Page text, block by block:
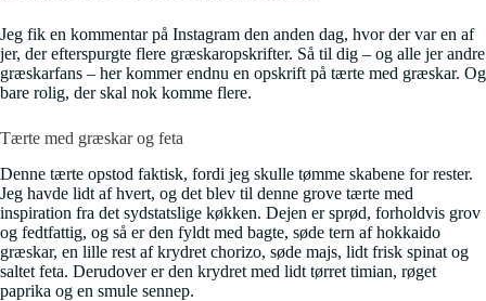
Jeg fik en kommentar på Instagram den anden dag, hvor der var en af
jer, der efterspurgte flere græskaropskrifter. Så til dig – og alle jer andre
græskarfans – her kommer endnu en opskrift på tærte med græskar. Og
bare rolig, der skal nok komme flere.
Tærte med græskar og feta
Denne tærte opstod faktisk, fordi jeg skulle tømme skabene for rester.
Jeg havde lidt af hvert, og det blev til denne grove tærte med
inspiration fra det sydstatslige køkken. Dejen er sprød, forholdvis grov
og fedtfattig, og så er den fyldt med bagte, søde tern af hokkaido
græskar, en lille rest af krydret chorizo, søde majs, lidt frisk spinat og
saltet feta. Derudover er den krydret med lidt tørret timian, røget
paprika og en smule sennep.